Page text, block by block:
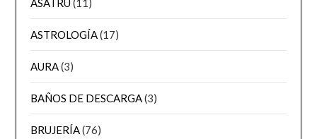
ÁSATRÚ(11)
ASTROLOGÍA(17)
AURA(3)
BAÑOS DE DESCARGA(3)
BRUJERÍA(76)